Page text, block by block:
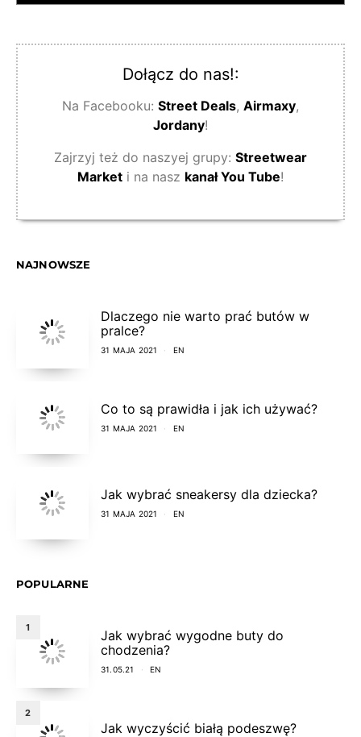
Dołącz do nas!:
Na Facebooku: Street Deals, Airmaxy,
Jordany!
Zajrzyj też do naszyej grupy: Streetwear
Market i na nasz kanał You Tube!
NAJNOWSZE
Dlaczego nie warto prać butów w
pralce?
31 MAJA 2021 EN
Co to są prawidła i jak ich używać?
31 MAJA 2021 EN
Jak wybrać sneakersy dla dziecka?
31 MAJA 2021 EN
POPULARNE
1
Jak wybrać wygodne buty do
chodzenia?
31.05.21 EN
2
Jak wyczyścić białą podeszwę?